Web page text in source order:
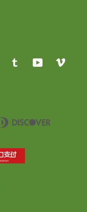
InstagramTumblr YouTube
Diners